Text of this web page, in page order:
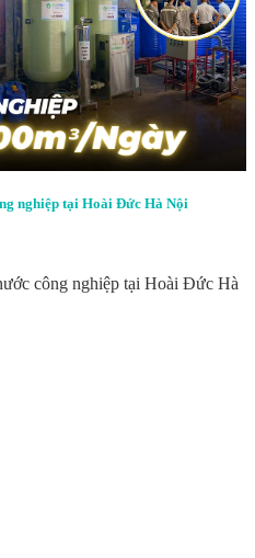
nghiệp tại Hoài Đức Hà Nội
công nghiệp tại Hoài Đức Hà